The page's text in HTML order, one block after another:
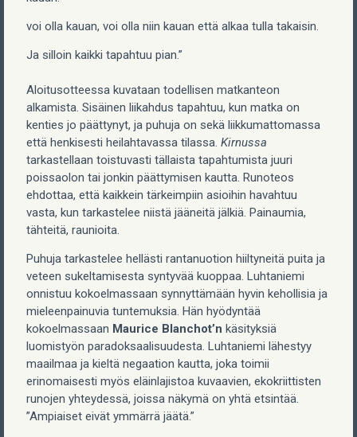
voi olla kauan, voi olla niin kauan että alkaa tulla takaisin.
Ja silloin kaikki tapahtuu pian.”
Aloitusotteessa kuvataan todellisen matkanteon
alkamista. Sisäinen liikahdus tapahtuu, kun matka on
kenties jo päättynyt, ja puhuja on sekä liikkumattomassa
että henkisesti heilahtavassa tilassa. Kirnussa
tarkastellaan toistuvasti tällaista tapahtumista juuri
poissaolon tai jonkin päättymisen kautta. Runoteos
ehdottaa, että kaikkein tärkeimpiin asioihin havahtuu
vasta, kun tarkastelee niistä jääneitä jälkiä. Painaumia,
tähteitä, raunioita.
Puhuja tarkastelee hellästi rantanuotion hiiltyneitä puita ja
veteen sukeltamisesta syntyvää kuoppaa. Luhtaniemi
onnistuu kokoelmassaan synnyttämään hyvin kehollisia ja
mieleenpainuvia tuntemuksia. Hän hyödyntää
kokoelmassaan Maurice Blanchot’n käsityksiä
luomistyön paradoksaalisuudesta. Luhtaniemi lähestyy
maailmaa ja kieltä negaation kautta, joka toimii
erinomaisesti myös eläinlajistoa kuvaavien, ekokriittisten
runojen yhteydessä, joissa näkymä on yhtä etsintää.
”Ampiaiset eivät ymmärrä jäätä.”